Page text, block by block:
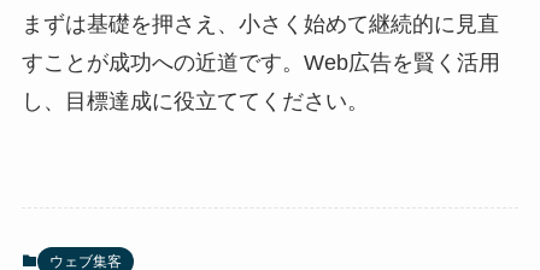
まずは基礎を押さえ、小さく始めて継続的に見直
すことが成功への近道です。Web広告を賢く活用
し、目標達成に役立ててください。
ウェブ集客